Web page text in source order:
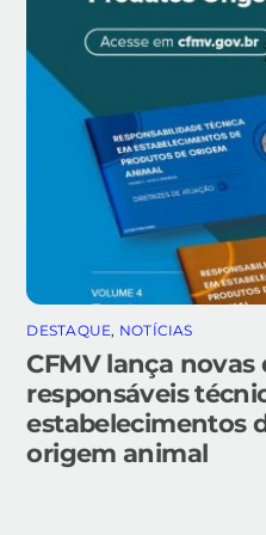
DESTAQUE, NOTÍCIAS
CFMV lança novas
responsáveis
estabelecimentos
origem animal